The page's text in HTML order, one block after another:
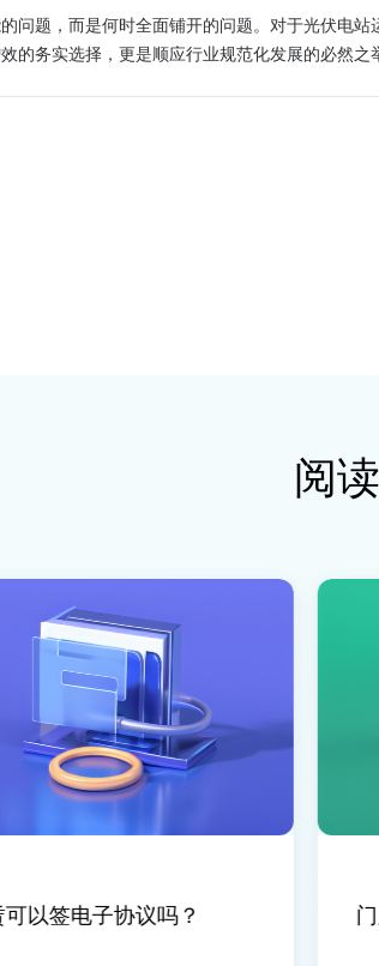
问题，而是何时全面铺开的问题。对于光伏电
的务实选择，更是顺应行业规范化发展的必然
阅
签电子协议吗？ 门